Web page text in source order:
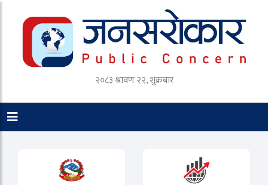
२०८३ श्रावण २२, शुक्रबार